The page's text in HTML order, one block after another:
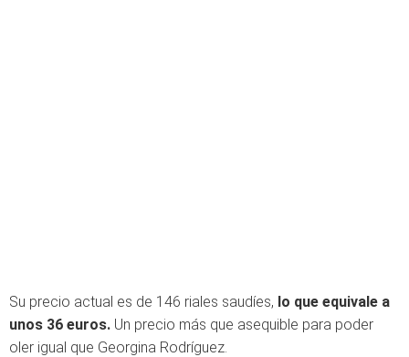
Su precio actual es de 146 riales saudíes, lo que equivale a
unos 36 euros. Un precio más que asequible para poder
oler igual que Georgina Rodríguez.